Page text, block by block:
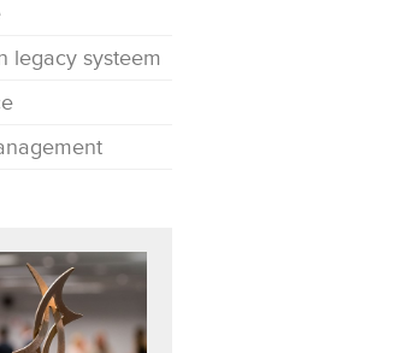
legacy systeem